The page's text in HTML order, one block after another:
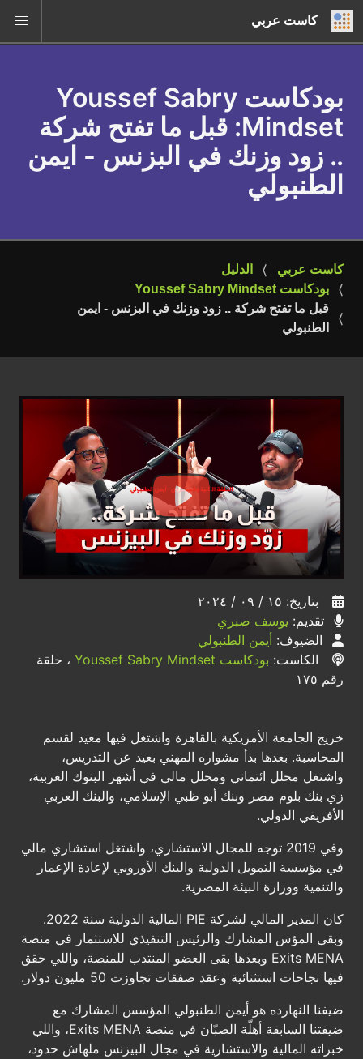
كاست عربي
بودكاست Youssef Sabry
Mindset: قبل ما تفتح شركة
.. زود وزنك في البزنس - ايمن
الطنبولي
كاست عربي
الدليل
بودكاست Youssef Sabry Mindset
قبل ما تفتح شركة .. زود وزنك في البزنس - ايمن
الطنبولي
بتاريخ: ١٥ / ٠٩ / ٢٠٢٤
تقديم: يوسف صبري
الضيوف: أيمن الطنبولي
الكاست: بودكاست Youssef Sabry Mindset
، حلقة
رقم ١٧٥
خريج الجامعة الأمريكية بالقاهرة واشتغل فيها معيد لقسم
المحاسبة. بعدها بدأ مشواره المهني بعيد عن التدريس،
واشتغل محلل ائتماني ومحلل مالي في أشهر البنوك العربية،
زي بنك بلوم مصر وبنك أبو ظبي الإسلامي، والبنك العربي
الأفريقي الدولي.
وفي 2019 توجه للمجال الاستشاري، واشتغل استشاري مالي
في مؤسسة التمويل الدولية والبنك الأوروبي لإعادة الإعمار
والتنمية ووزارة البيئة المصرية.
كان المدير المالي لشركة PIE المالية الدولية سنة 2022.
وبقى المؤس المشارك والرئيس التنفيذي للاستثمار في منصة
Exits MENA وبعدها بقى العضو المنتدب للمنصة، واللي حقق
فيها نجاحات استثنائية وعقد صفقات تجاوزت 50 مليون دولار.
ضيفنا النهارده هو أيمن الطنبولي المؤسس المشارك مع
ضيفتنا السابقة أهلّة الصبّان في منصة Exits MENA، واللي
خبراته المالية والاستشارية في مجال البيزنس ملهاش حدود،